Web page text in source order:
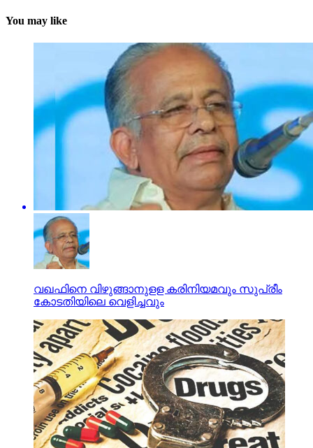
You may like
വഖഫിനെ വിഴുങ്ങാനുളള കരിനിയമവും സുപ്രീം
കോടതിയിലെ വെളിച്ചവും